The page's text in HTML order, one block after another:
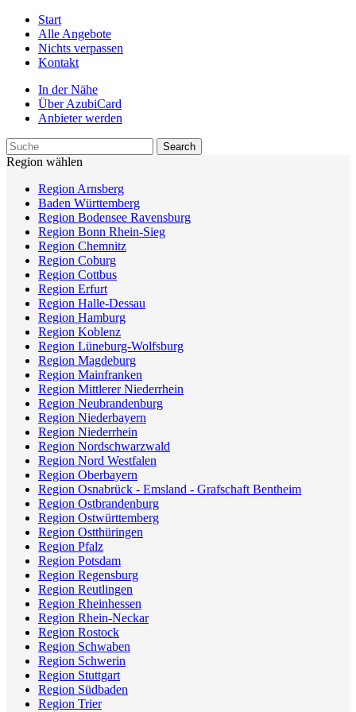
Start
Alle Angebote
Nichts verpassen
Kontakt
In der Nähe
Über AzubiCard
Anbieter werden
Region wählen
Region Arnsberg
Baden Württemberg
Region Bodensee Ravensburg
Region Bonn Rhein-Sieg
Region Chemnitz
Region Coburg
Region Cottbus
Region Erfurt
Region Halle-Dessau
Region Hamburg
Region Koblenz
Region Lüneburg-Wolfsburg
Region Magdeburg
Region Mainfranken
Region Mittlerer Niederrhein
Region Neubrandenburg
Region Niederbayern
Region Niederrhein
Region Nordschwarzwald
Region Nord Westfalen
Region Oberbayern
Region Osnabrück - Emsland - Grafschaft Bentheim
Region Ostbrandenburg
Region Ostwürttemberg
Region Ostthüringen
Region Pfalz
Region Potsdam
Region Regensburg
Region Reutlingen
Region Rheinhessen
Region Rhein-Neckar
Region Rostock
Region Schwaben
Region Schwerin
Region Stuttgart
Region Südbaden
Region Trier